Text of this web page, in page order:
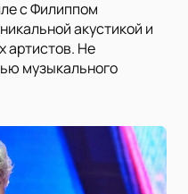
с Филиппом
акустикой и
артистов. Не
музыкального